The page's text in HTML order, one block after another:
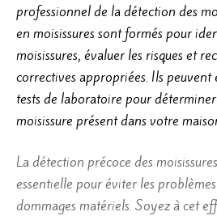
professionnel de la détection des
en moisissures sont formés pour
moisissures, évaluer les risques et
correctives appropriées. Ils peuvent
tests de laboratoire pour
moisissure présent dans votre
La détection précoce des
essentielle pour éviter les
dommages matériels. Soyez à cet